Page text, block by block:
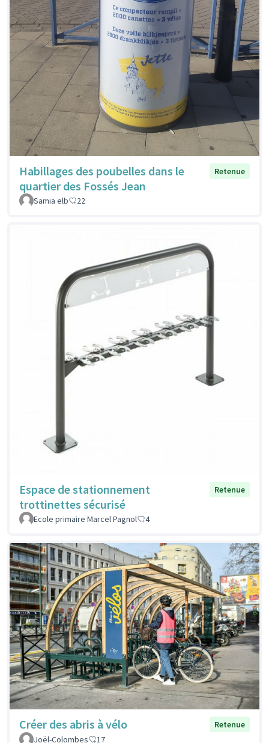
Habillages des poubelles dans le
quartier des Fossés Jean
Retenue
Samia elb 22
Espace de stationnement
trottinettes sécurisé
Retenue
Ecole primaire Marcel Pagnol 4
Créer des abris à vélo
Retenue
Joël-Colombes
17